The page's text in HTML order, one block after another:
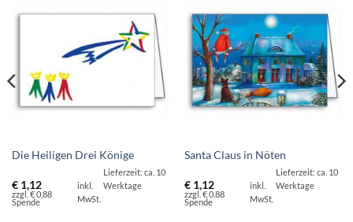
Die Heiligen Drei Könige
€1,12
zzgl. € 0,88
Spende
inkl.
MwSt.
Lieferzeit: ca. 10
Werktage
Santa Claus in Nöten
€1,12
zzgl. € 0,88
Spende
inkl.
MwSt.
Lieferzeit: ca. 10
Werktage